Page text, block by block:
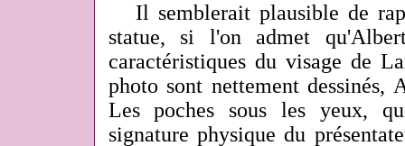
Il semblerait plausible de
statue, si l'on admet
caractéristiques du visage de
photo sont nettement
Les poches sous les yeux,
signature physique du